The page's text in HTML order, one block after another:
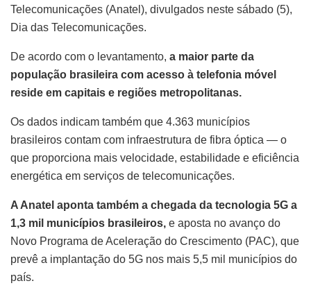
Telecomunicações (Anatel), divulgados neste sábado (5),
Dia das Telecomunicações.
De acordo com o levantamento, a maior parte da
população brasileira com acesso à telefonia móvel
reside em capitais e regiões metropolitanas.
Os dados indicam também que 4.363 municípios
brasileiros contam com infraestrutura de fibra óptica — o
que proporciona mais velocidade, estabilidade e eficiência
energética em serviços de telecomunicações.
A Anatel aponta também a chegada da tecnologia 5G a
1,3 mil municípios brasileiros, e aposta no avanço do
Novo Programa de Aceleração do Crescimento (PAC), que
prevê a implantação do 5G nos mais 5,5 mil municípios do
país.